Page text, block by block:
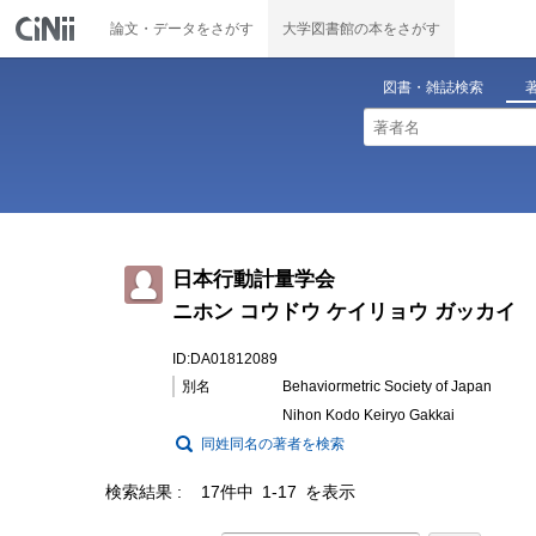
論文・データをさがす 大学図書館の本をさがす
図書・雑誌検索
日本行動計量学会
ニホン コウドウ ケイリョウ ガッカイ
ID:DA01812089
別名
Behaviormetric Society of Japan
Nihon Kodo Keiryo Gakkai
同姓同名の著者を検索
検索結果 17件中 1-17 を表示